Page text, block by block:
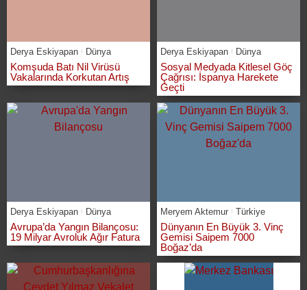
Derya Eskiyapan Dünya
Komşuda Batı Nil Virüsü
Vakalarında Korkutan Artış
Derya Eskiyapan Dünya
Sosyal Medyada Kitlesel Göç
Çağrısı: İspanya Harekete
Geçti
Derya Eskiyapan Dünya
Avrupa’da Yangın Bilançosu:
19 Milyar Avroluk Ağır Fatura
Meryem Aktemur Türkiye
Dünyanın En Büyük 3. Vinç
Gemisi Saipem 7000
Boğaz’da